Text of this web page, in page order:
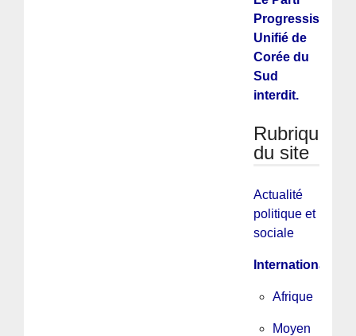
Progressiste
Unifié de
Corée du
Sud
interdit.
Rubriques
du site
Actualité
politique et
sociale
International
Afrique
Moyen